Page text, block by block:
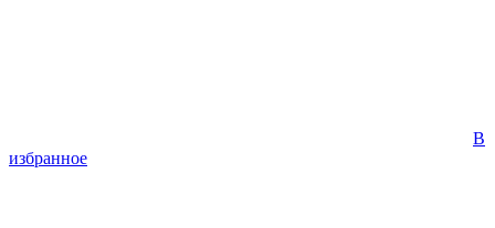
В
избранное